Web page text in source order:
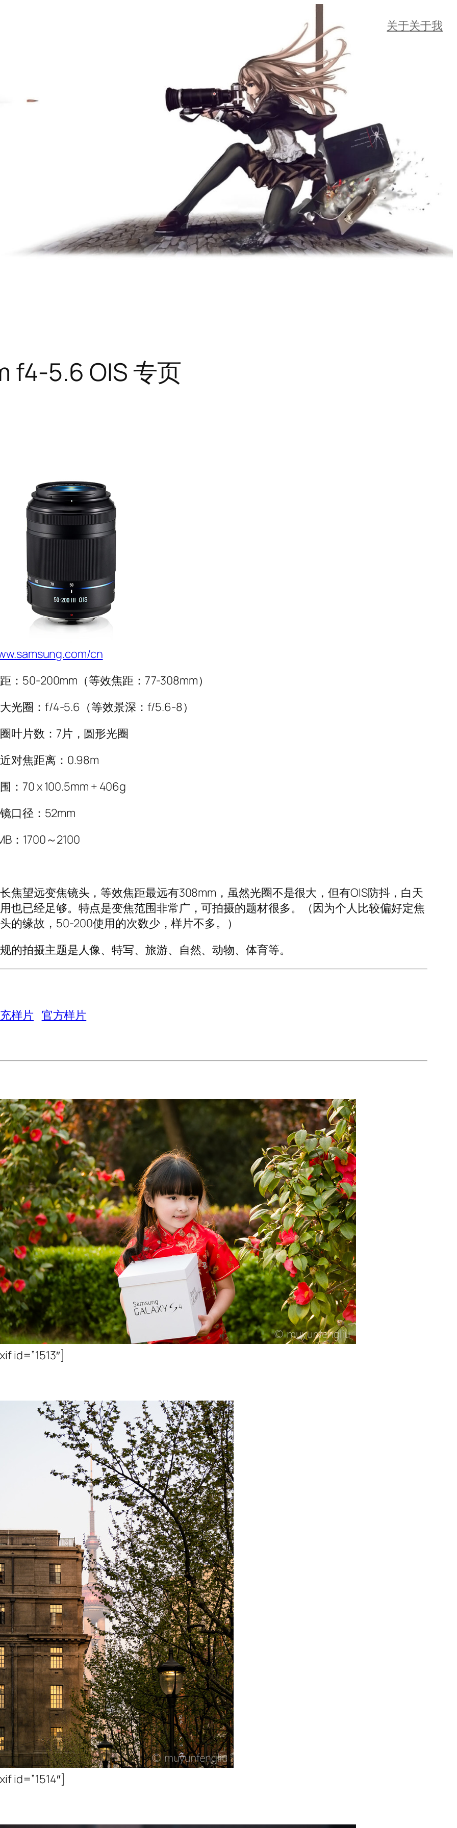
关于关于我
f4-5.6 OIS 专页
cn
：50-200mm（等效焦距：77-308mm）
光圈：f/4-5.6（等效景深：f/5.6-8）
叶片数：7片，圆形光圈
对焦距离：0.98m
：70 x 100.5mm + 406g
口径：52mm
：1700～2100
焦望远变焦镜头，等效焦距最远有308mm，虽然光圈不是很大，但有OIS防抖，白天
也已经足够。特点是变焦范围非常广，可拍摄的题材很多。（因为个人比较偏好定焦
的缘故，50-200使用的次数少，样片不多。）
的拍摄主题是人像、特写、旅游、自然、动物、体育等。
样片 官方样片
id=”1513″]
id=”1514″]